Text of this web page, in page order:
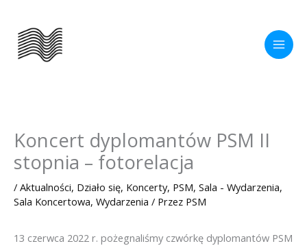
treści
Koncert dyplomantów PSM II
stopnia – fotorelacja
/ Aktualności, Działo się, Koncerty, PSM, Sala - Wydarzenia,
Sala Koncertowa, Wydarzenia / Przez PSM
13 czerwca 2022 r. pożegnaliśmy czwórkę dyplomantów PSM